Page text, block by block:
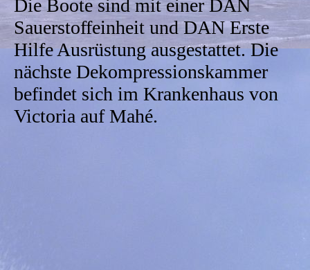
Die Boote sind mit einer DAN
Sauerstoffeinheit und DAN Erste
Hilfe Ausrüstung ausgestattet. Die
nächste Dekompressionskammer
befindet sich im Krankenhaus von
Victoria auf Mahé.